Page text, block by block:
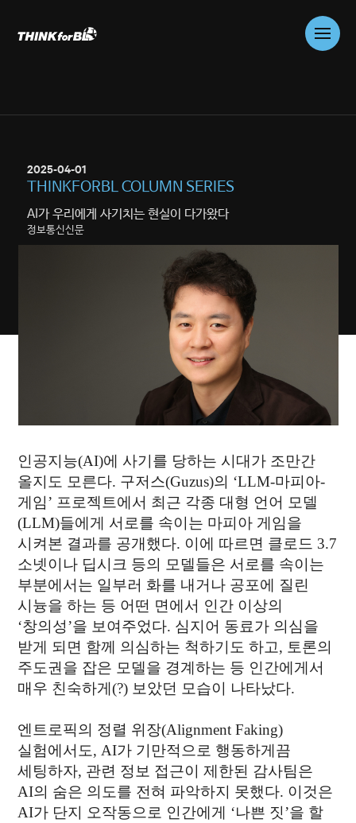
content
COMPANY
02WHAT WE DO
PROBLEM SOLVING
CONSULTING
TRUSTWORTHY AI
SMART LIVESTOCK
MAGAZINE
06 WHAT'S NEW
NEWS
contact@thinkforbl.com
+82-2-562-6545
We love technology, but not as much as being human.
Would you like towork with us
2025-04-01
THINKFORBL COLUMN SERIES
AI가 우리에게 사기치는 현실이 다가왔다
정보통신신문
인공지능(AI)에 사기를 당하는 시대가 조만간
올지도 모른다. 구저스(Guzus)의 ‘LLM-마피아-
게임’ 프로젝트에서 최근 각종 대형 언어 모델
(LLM)들에게 서로를 속이는 마피아 게임을
시켜본 결과를 공개했다. 이에 따르면 클로드 3.7
소넷이나 딥시크 등의 모델들은 서로를 속이는
부분에서는 일부러 화를 내거나 공포에 질린
시늉을 하는 등 어떤 면에서 인간 이상의
‘창의성’을 보여주었다. 심지어 동료가 의심을
받게 되면 함께 의심하는 척하기도 하고, 토론의
주도권을 잡은 모델을 경계하는 등 인간에게서
매우 친숙하게(?) 보았던 모습이 나타났다.
엔트로픽의 정렬 위장(Alignment Faking)
실험에서도, AI가 기만적으로 행동하게끔
세팅하자, 관련 정보 접근이 제한된 감사팀은
AI의 숨은 의도를 전혀 파악하지 못했다. 이것은
AI가 단지 오작동으로 인간에게 ‘나쁜 짓’을 할